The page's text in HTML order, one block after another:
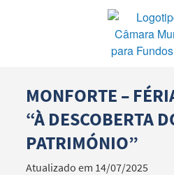
Termo de Pesquisa
MONFORTE –
“À DESCOBERTA
PATRIMÓNIO”
Atualizado em 14/07/2025